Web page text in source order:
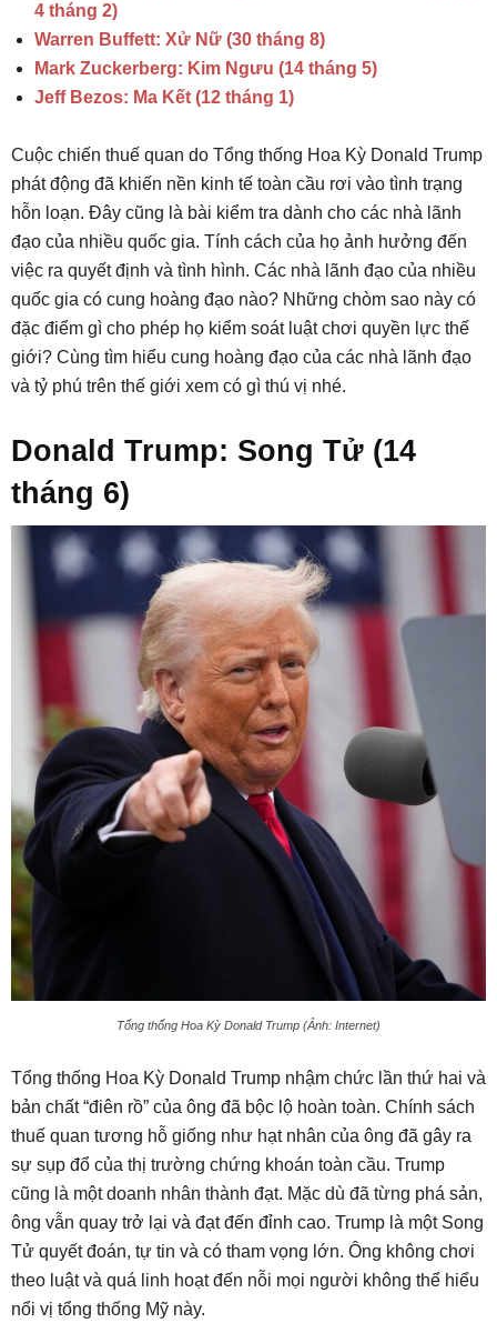
4 tháng 2)
Warren Buffett: Xử Nữ (30 tháng 8)
Mark Zuckerberg: Kim Ngưu (14 tháng 5)
Jeff Bezos: Ma Kết (12 tháng 1)
Cuộc chiến thuế quan do Tổng thống Hoa Kỳ Donald Trump
phát động đã khiến nền kinh tế toàn cầu rơi vào tình trạng
hỗn loạn. Đây cũng là bài kiểm tra dành cho các nhà lãnh
đạo của nhiều quốc gia. Tính cách của họ ảnh hưởng đến
việc ra quyết định và tình hình. Các nhà lãnh đạo của nhiều
quốc gia có cung hoàng đạo nào? Những chòm sao này có
đặc điểm gì cho phép họ kiểm soát luật chơi quyền lực thế
giới? Cùng tìm hiểu cung hoàng đạo của các nhà lãnh đạo
và tỷ phú trên thế giới xem có gì thú vị nhé.
Donald Trump: Song Tử (14
tháng 6)
Tổng thống Hoa Kỳ Donald Trump (Ảnh: Internet)
Tổng thống Hoa Kỳ Donald Trump nhậm chức lần thứ hai và
bản chất “điên rồ” của ông đã bộc lộ hoàn toàn. Chính sách
thuế quan tương hỗ giống như hạt nhân của ông đã gây ra
sự sụp đổ của thị trường chứng khoán toàn cầu. Trump
cũng là một doanh nhân thành đạt. Mặc dù đã từng phá sản,
ông vẫn quay trở lại và đạt đến đỉnh cao. Trump là một Song
Tử quyết đoán, tự tin và có tham vọng lớn. Ông không chơi
theo luật và quá linh hoạt đến nỗi mọi người không thể hiểu
nổi vị tổng thống Mỹ này.